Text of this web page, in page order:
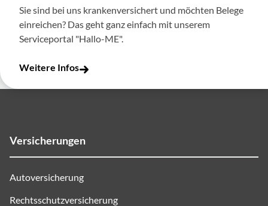
Sie sind bei uns krankenversichert und möchten Belege
einreichen? Das geht ganz einfach mit unserem
Serviceportal "Hallo-ME".
Weitere Infos
Versicherungen
Autoversicherung
Rechtsschutzversicherung